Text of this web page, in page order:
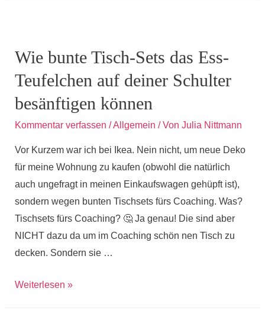
die
Zuckersucht?“
Wie bunte Tisch-Sets das Ess-
Teufelchen auf deiner Schulter
besänftigen können
Kommentar verfassen /Allgemein / Von Julia Nittmann
Vor Kurzem war ich bei Ikea. Nein nicht, um neue Deko
für meine Wohnung zu kaufen (obwohl die natürlich
auch ungefragt in meinen Einkaufswagen gehüpft ist),
sondern wegen bunten Tischsets fürs Coaching. Was?
Tischsets fürs Coaching? 🤔 Ja genau! Die sind aber
NICHT dazu da um im Coaching schön nen Tisch zu
decken. Sondern sie …
Wie
Weiterlesen »